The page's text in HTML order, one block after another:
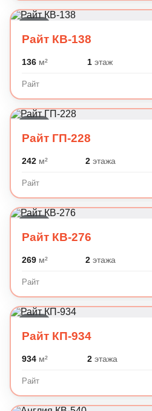
Райт КВ-138
136м² 1этаж
Райт
Райт ГП-228
242м² 2 этажа
Райт
Райт КВ-276
269м² 2 этажа
Райт
Райт КП-934
934м² 2этажа
Райт